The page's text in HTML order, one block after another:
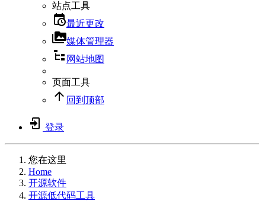
站点工具
最近更改
媒体管理器
网站地图
页面工具
回到顶部
登录
您在这里
Home
开源软件
开源低代码工具